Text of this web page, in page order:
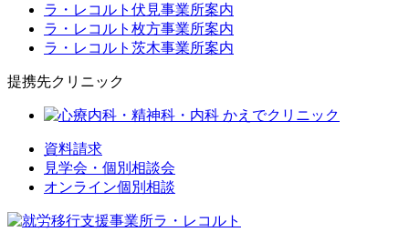
ラ・レコルト伏見事業所案内
ラ・レコルト枚方事業所案内
ラ・レコルト茨木事業所案内
提携先クリニック
資料請求
見学会・個別相談会
オンライン個別相談